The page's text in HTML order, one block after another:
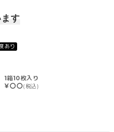
す
あり
1箱10枚入り
￥〇〇(税込)